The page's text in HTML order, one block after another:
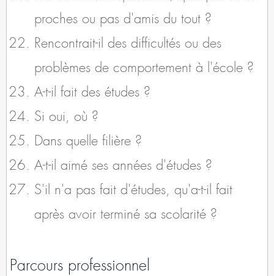
proches ou pas d'amis du tout ?
Rencontrait-il des difficultés ou des
problèmes de comportement à l'école ?
A-t-il fait des études ?
Si oui, où ?
Dans quelle filière ?
A-t-il aimé ses années d'études ?
S'il n'a pas fait d'études, qu'a-t-il fait
après avoir terminé sa scolarité ?
Parcours professionnel